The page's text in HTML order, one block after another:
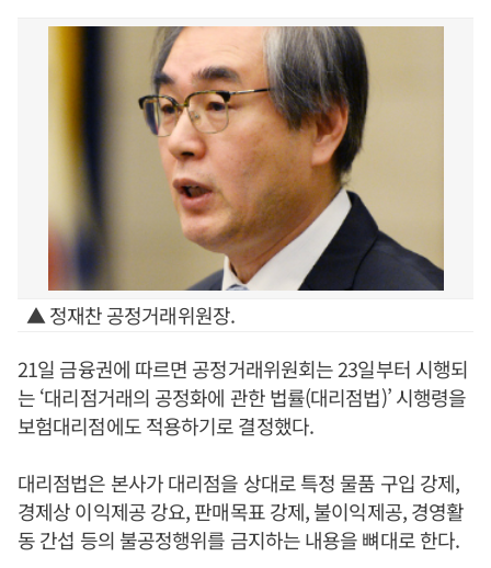
▲ 정재찬 공정거래위원장.
21일 금융권에 따르면 공정거래위원회는 23일부터 시행되
는 ‘대리점거래의 공정화에 관한 법률(대리점법)’ 시행령을
보험대리점에도 적용하기로 결정했다.
대리점법은 본사가 대리점을 상대로 특정 물품 구입 강제,
경제상 이익제공 강요, 판매목표 강제, 불이익제공, 경영활
동 간섭 등의 불공정행위를 금지하는 내용을 뼈대로 한다.